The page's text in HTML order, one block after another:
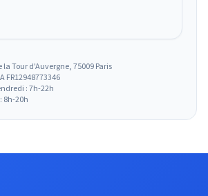
la Tour d'Auvergne, 75009 Paris
FR12948773346
: 7h-22h
8h-20h